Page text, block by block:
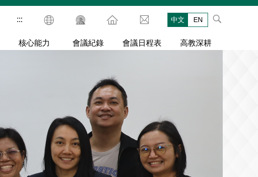
::: 中文 EN
核心能力 會議紀錄 會議日程表 高教深耕